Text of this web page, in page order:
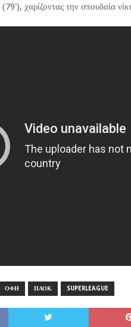
χαρίζοντας την σπουδαία
ΟΦΗ ΠΑΟΚ SUPERLEAGUE